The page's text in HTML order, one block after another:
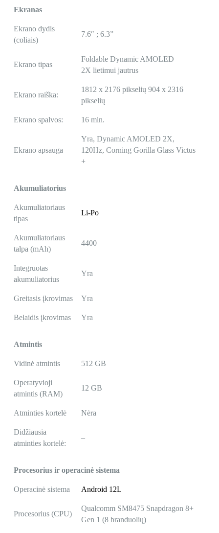
Ekranas
Ekrano dydis
(coliais)
7.6″ ; 6.3”
Ekrano tipas
Foldable Dynamic AMOLED
2X lietimui jautrus
Ekrano raiška:
1812 x 2176 pikselių 904 x 2316
pikselių
Ekrano spalvos: 16 mln.
Ekrano apsauga
Yra, Dynamic AMOLED 2X,
120Hz, Corning Gorilla Glass Victus
+
Akumuliatorius
Akumuliatoriaus
tipas
Li-Po
Akumuliatoriaus
talpa (mAh)
4400
Integruotas
akumuliatorius
Yra
Greitasis įkrovimas Yra
Belaidis įkrovimas Yra
Atmintis
Vidinė atmintis 512 GB
Operatyvioji
atmintis (RAM)
12 GB
Atminties kortelė Nėra
Didžiausia
atminties kortelė:
–
Procesorius ir operacinė sistema
Operacinė sistema Android 12L
Procesorius (CPU)
Qualcomm SM8475 Snapdragon 8+
Gen 1 (8 branduolių)